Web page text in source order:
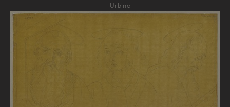
Urbino